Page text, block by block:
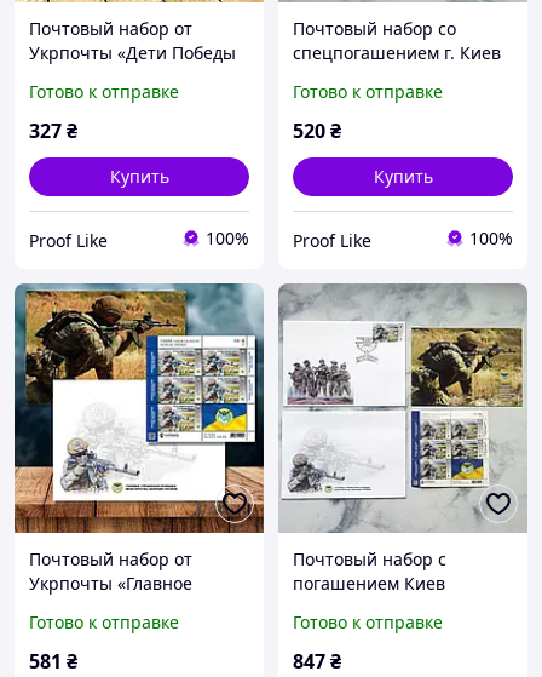
Почтовый набор от
Укрпочты «Дети Победы
будущего», 2023
Готово к отправке
327₴
Купить
Proof Like 100%
Почтовый набор со
спецпогашением г. Киев
Украину будущего», 2023
Готово к отправке
520₴
Купить
Proof Like 100%
Почтовый набор от
Укрпочты «Главное
Министерства обороны
Украины (ГУР)», 2023
Готово к отправке
581 ₴
Почтовый набор с
погашением Киев
разведки Министерства
обороны Украины (ГУР)»,
Готово к отправке
847₴